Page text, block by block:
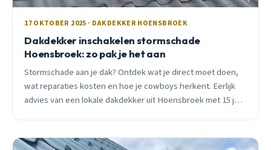
17 OKTOBER 2025 · DAKDEKKER HOENSBROEK
Dakdekker inschakelen stormschade
Hoensbroek: zo pak je het aan
Stormschade aan je dak? Ontdek wat je direct moet doen,
wat reparaties kosten en hoe je cowboys herkent. Eerlijk
advies van een lokale dakdekker uit Hoensbroek met 15 jaar